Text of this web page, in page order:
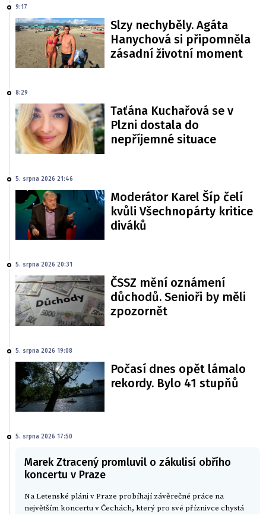
9:17
Slzy nechyběly. Agáta
Hanychová si připomněla
zásadní životní moment
8:29
Taťána Kuchařová se v
Plzni dostala do
nepříjemné situace
5. srpna 2026 21:46
Moderátor Karel Šíp čelí
kvůli Všechnopárty kritice
diváků
5. srpna 2026 20:31
ČSSZ mění oznámení
důchodů. Senioři by měli
zpozornět
5. srpna 2026 19:08
Počasí dnes opět lámalo
rekordy. Bylo 41 stupňů
5. srpna 2026 17:50
Marek Ztracený promluvil o zákulisí obřího
koncertu v Praze
Na Letenské pláni v Praze probíhají závěrečné práce na
největším koncertu v Čechách, který pro své příznivce chystá